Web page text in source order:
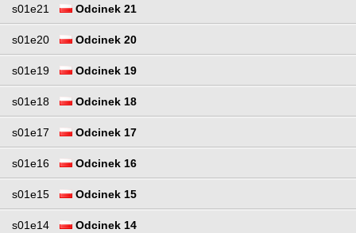
s01e21 Odcinek 21
s01e20 Odcinek 20
s01e19 Odcinek 19
s01e18 Odcinek 18
s01e17 Odcinek 17
s01e16 Odcinek 16
s01e15 Odcinek 15
s01e14 Odcinek 14